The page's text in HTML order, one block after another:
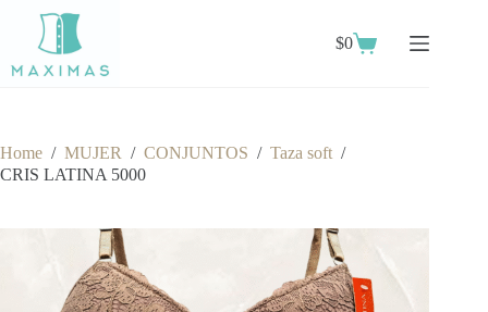
content
Shopping
$0
Home / MUJER / CONJUNTOS / Taza soft /
CRIS LATINA 5000